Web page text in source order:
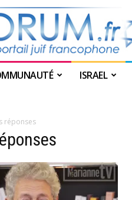
ISRAEL
réponses